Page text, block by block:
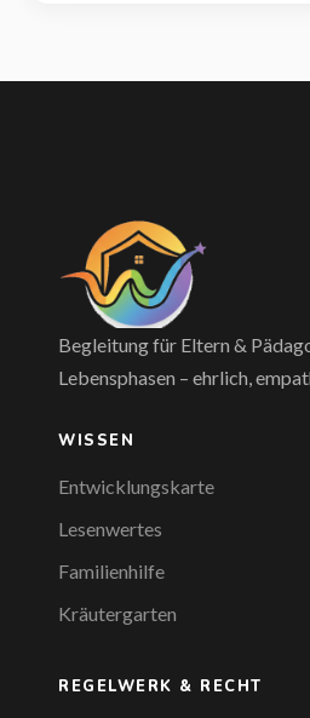
Begleitung für Eltern &
Lebensphasen – ehrlich,
WISSEN
Entwicklungskarte
Lesenwertes
Familienhilfe
Kräutergarten
REGELWERK & RECHT